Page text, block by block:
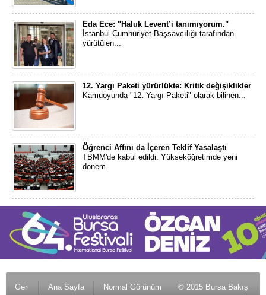
Eda Ece: "Haluk Levent’i tanımıyorum."
İstanbul Cumhuriyet Başsavcılığı tarafından
yürütülen...
12. Yargı Paketi yürürlükte: Kritik değişiklikler
Kamuoyunda "12. Yargı Paketi" olarak bilinen...
Öğrenci Affını da İçeren Teklif Yasalaştı
TBMM'de kabul edildi: Yükseköğretimde yeni
dönem
Geri Ana Sayfa Normal Görünüm © 2015 Bursa Bakış